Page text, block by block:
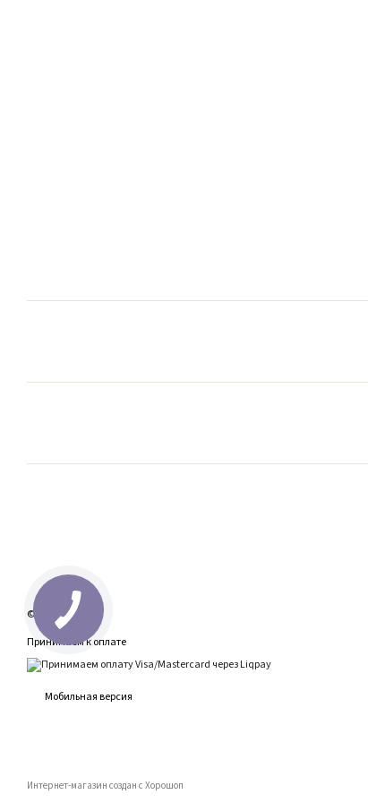
© 2026
Принимаем к оплате
Мобильная версия
Интернет-магазин создан с Хорошоп